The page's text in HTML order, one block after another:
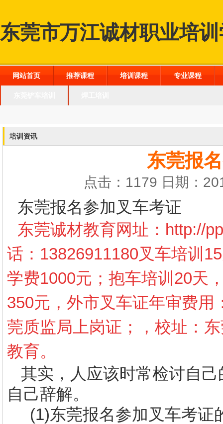
东莞市万江诚材职业培
网站首页 推荐课程 培训课程 专业课程
培训资讯
东莞报
点击：1179 日期：
东莞报名参加叉车考证
东莞诚材教育网址： http://
话：13826911180叉车培训
学费1000元；抱车培训20天
350元，外市叉车证年审费
莞质监局上岗证；，校址：
教育。
其实，人应该时常检讨自
自己辞解。
(1)东莞报名参加叉车考证